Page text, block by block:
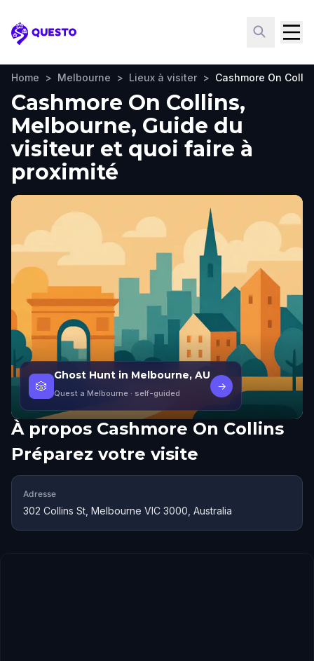
Questo
Home > Melbourne > Lieux à visiter > Cashmore On
Cashmore On Collins,
Melbourne, Guide du
visiteur et quoi faire à
proximité
🎲
Ghost Hunt in Melbourne, AU
Quest a Melbourne · self-guided
→
À propos Cashmore On Collins
Préparez votre visite
Adresse
302 Collins St, Melbourne VIC 3000, Australia